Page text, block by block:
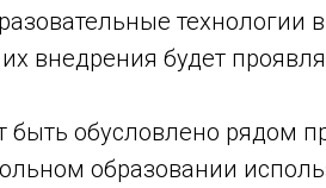
технологии
внедрения будет
обусловлено рядом
образовании